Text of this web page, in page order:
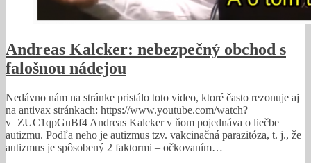
Andreas Kalcker: nebezpečný obchod s
falošnou nádejou
Nedávno nám na stránke pristálo toto video, ktoré často rezonuje aj
na antivax stránkach: https://www.youtube.com/watch?
v=ZUC1qpGuBf4 Andreas Kalcker v ňom pojednáva o liečbe
autizmu. Podľa neho je autizmus tzv. vakcinačná parazitóza, t. j., že
autizmus je spôsobený 2 faktormi – očkovaním…